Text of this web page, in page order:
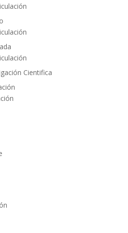
Cientifica